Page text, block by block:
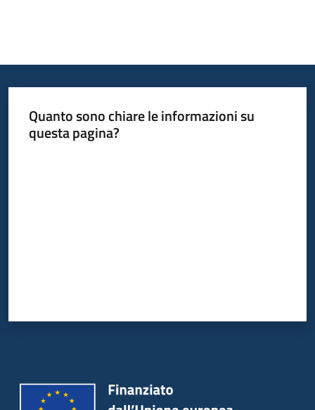
Quanto sono chiare le informazioni su
questa pagina?